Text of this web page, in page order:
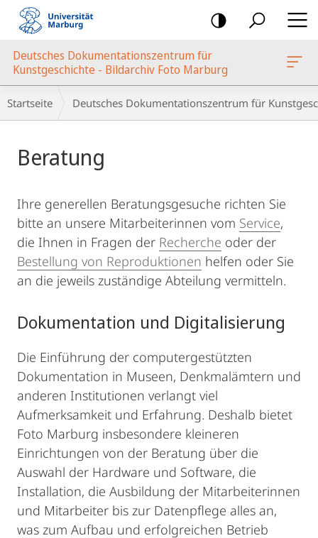
Mobile-
Navigation
Marburg
Deutsches Dokumentationszentrum für
Kunstgeschichte - Bildarchiv Foto Marburg
Breadcrumb-
Navigation
Startseite Deutsches Dokumentationszentrum für
Beratung
Ihre generellen Beratungsgesuche richten Sie
bitte an unsere Mitarbeiterinnen vom Service,
die Ihnen in Fragen der Recherche oder der
Bestellung von Reproduktionen helfen oder Sie
an die jeweils zuständige Abteilung vermitteln.
Dokumentation und Digitalisierung
Die Einführung der computergestützten
Dokumentation in Museen, Denkmalämtern und
anderen Institutionen verlangt viel
Aufmerksamkeit und Erfahrung. Deshalb bietet
Foto Marburg insbesondere kleineren
Einrichtungen von der Beratung über die
Auswahl der Hardware und Software, die
Installation, die Ausbildung der Mitarbeiterinnen
und Mitarbeiter bis zur Datenpflege alles an,
was zum Aufbau und erfolgreichen Betrieb